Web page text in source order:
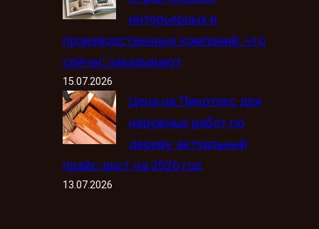
интерьерных и
производственных компаний: что
сейчас заказывают
15.07.2026
Цена на Пинотекс для
наружных работ по
дереву: актуальный
прайс-лист на 2026 год
13.07.2026